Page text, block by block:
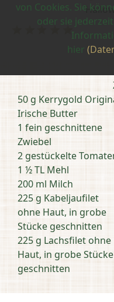
von Cookies. Sie
oder sie
hier
50 g Kerrygold
Irische Butter
1 fein geschnittene
Zwiebel
2 gestückelte
1 ½ TL Mehl
200 ml Milch
225 g Kabeljaufilet
ohne Haut, in grobe
Stücke geschnitten
225 g Lachsfilet ohne
Haut, in grobe Stücke
geschnitten